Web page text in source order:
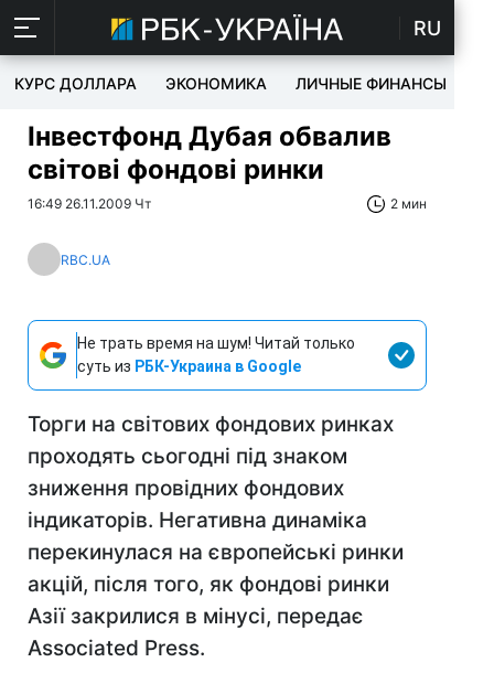
RU
КУРС ДОЛЛАРА ЭКОНОМИКА ЛИЧНЫЕ ФИНАНСЫ
Інвестфонд Дубая обвалив
світові фондові ринки
16:49 26.11.2009 Чт 2 мин
RBC.UA
Не трать время на шум! Читай только
суть из РБК-Украина в Google
Торги на світових фондових ринках
проходять сьогодні під знаком
зниження провідних фондових
індикаторів. Негативна динаміка
перекинулася на європейські ринки
акцій, після того, як фондові ринки
Азії закрилися в мінусі, передає
Associated Press.